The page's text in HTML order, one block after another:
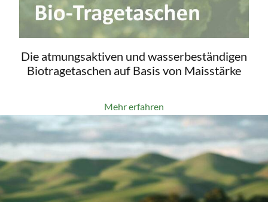
Die atmungsaktiven und wasserbeständigen
Biotragetaschen auf Basis von Maisstärke
Mehr erfahren